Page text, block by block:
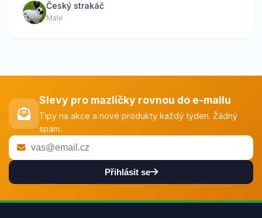
Český strakáč
Malé
Slevy pro mazlíčky rovnou do e-mailu
Tipy na akce a nové produkty každý týden. Žádný
spam.
Přihlásit se